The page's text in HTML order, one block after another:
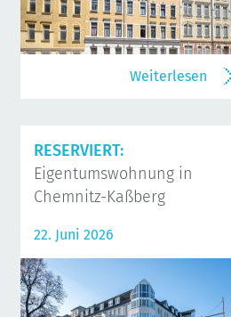
Weiterlesen
RESERVIERT:
Eigentumswohnung in
Chemnitz-Kaßberg
22. Juni 2026